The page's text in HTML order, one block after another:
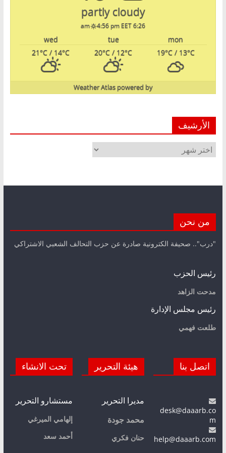
partly cloudy
6:26 am
4:56 pm EET
mon
tue
wed
19°C/ 13°C
20°C / 12°C
21°C / 14°C
powered by
Weather Atlas
الأرشيف
الأرشيف
من نحن
"درب".. صحيفة الكترونية صادرة عن حزب التحالف الشعبي الاشتراكي
رئيس الحزب
مدحت الزاهد
رئيس مجلس الإدارة
طلعت فهمي
اتصل بنا
desk@daaarb.co
m
help@daaarb.com
هيئة التحرير
مديرا التحرير
محمد جودة
حنان فكري
تحت الانشاء
مستشارو التحرير
إلهامي الميرغي
أحمد سعد